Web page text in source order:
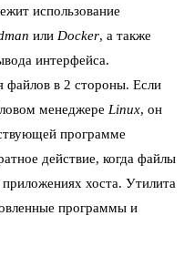
использование
или Docker, а также
интерфейса.
файлов в 2 стороны. Если
менеджере Linux, он
программе
действие, когда файлы
хоста. Утилита
программы и